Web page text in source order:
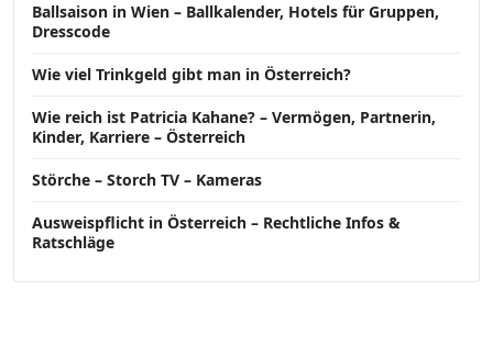
Ballsaison in Wien – Ballkalender, Hotels für Gruppen,
Dresscode
Wie viel Trinkgeld gibt man in Österreich?
Wie reich ist Patricia Kahane? – Vermögen, Partnerin,
Kinder, Karriere – Österreich
Störche – Storch TV – Kameras
Ausweispflicht in Österreich – Rechtliche Infos &
Ratschläge